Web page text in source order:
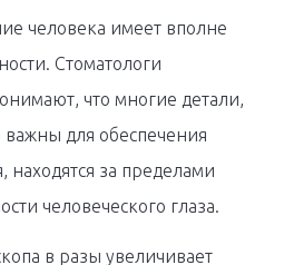
человека имеет вполне
Стоматологи
что многие детали,
для обеспечения
находятся за пределами
человеческого глаза.
в разы увеличивает